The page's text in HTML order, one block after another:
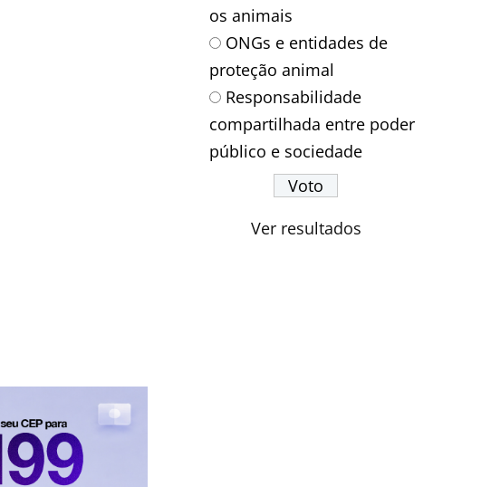
os animais
ONGs e entidades de
proteção animal
Responsabilidade
compartilhada entre poder
público e sociedade
Ver resultados